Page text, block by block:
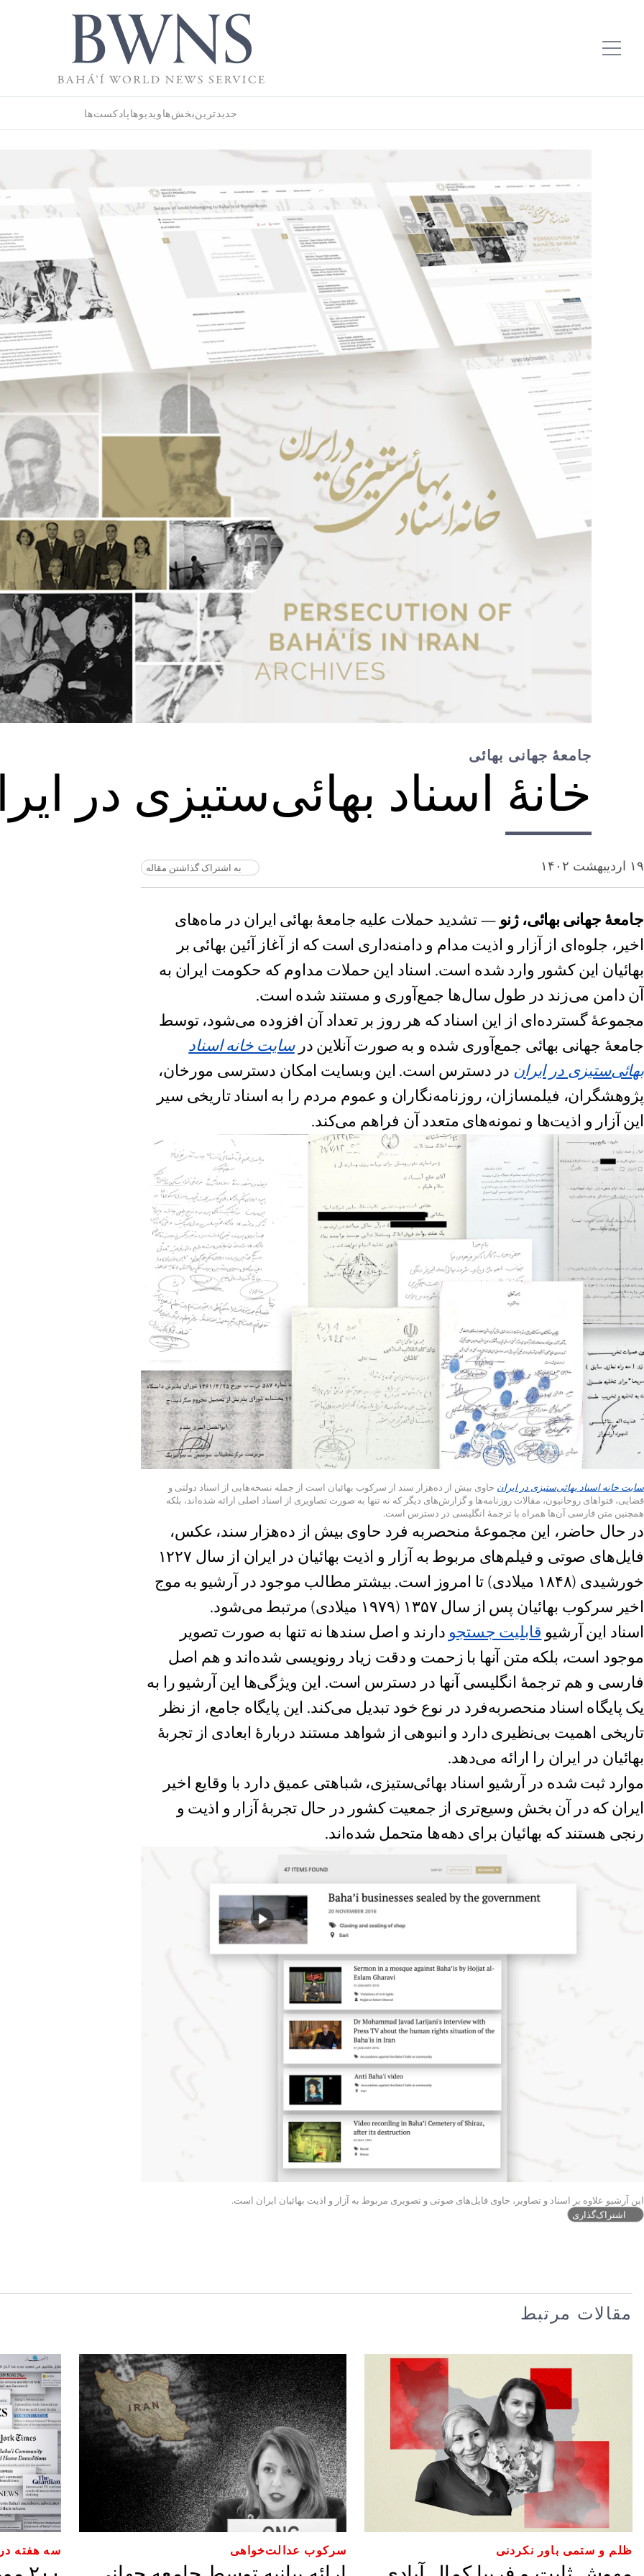
جدیدترینبخش‌هاویدیوهاپادکست‌ها
جامعۀ جهانی بهائی
خانۀ اسناد بهائی‌ستیزی در
۱۹ اردیبهشت ۱۴۰۲ به اشتراک گذاشتن مقاله
جامعۀ جهانی بهائی، ژنو — تشدید حملات علیه جامعۀ بهائی ایران در ماه‌های
اخیر، جلوه‌ای از آزار و اذیت مدام و دامنه‌داری است که از آغاز آئین بهائی بر
بهائیان این کشور وارد شده است. اسناد این حملات مداوم که حکومت ایران به
آن دامن می‌زند در طول سال‌ها جمع‌آوری و مستند شده‌ است.
مجموعۀ‌ گسترده‌ای از این اسناد که هر روز بر تعداد آن افزوده می‌شود، توسط
جامعۀ جهانی بهائی جمع‌آوری شده و به صورت آنلاین درسایت خانه اسناد
بهائی‌ستیزی در ایران در دسترس است. این وبسایت امکان دسترسی مورخان،
پژوهشگران، فیلمسازان، روزنامه‌نگاران و عموم مردم را به اسناد تاریخی‌ سیر
این آزار و اذیت‌ها و نمونه‌های متعدد آن فراهم می‌کند.
سایت خانه اسناد بهائی‌ستیزی در ایران حاوی بیش از ده‌هزار سند از سرکوب بهائیان است از جمله نسخه‌هایی از اسناد دولتی و
قضایی، فتواهای روحانیون، مقالات روزنامه‌ها و گزارش‌های دیگر که نه تنها به ‌صورت تصاویری از اسناد اصلی ارائه شده‌اند، بلکه
همچنین متن فارسی آن‌ها همراه با ترجمۀ انگلیسی در دسترس است.
در حال حاضر، این مجموعۀ منحصر‌به ‌فرد حاوی بیش از ده‌هزار سند، عکس،
فایل‌های صوتی و فیلم‌های مربوط به آزار و اذیت بهائیان در ایران از سال ۱۲۲۷
خورشیدی (۱۸۴۸ میلادی) تا امروز است. بیشتر مطالب موجود در آرشیو به موج
اخیر سرکوب‌ بهائیان پس از سال ۱۳۵۷ (۱۹۷۹ میلادی) مرتبط می‌شود.
اسناد این آرشیو قابلیت جستجو دارند و اصل سندها نه تنها به صورت تصویر
موجود است، بلکه متن آنها با زحمت و دقت زیاد رونویسی ‌‌شده‌اند و هم اصل
فارسی و هم ترجمۀ انگلیسی آنها در دسترس است. این ویژگی‌ها این آرشیو را به
یک پایگاه اسناد منحصربه‌فرد در نوع خود تبدیل می‌کند. این پایگاه جامع، از نظر
تاریخی اهمیت بی‌نظیری دارد و انبوهی از شواهد مستند دربارۀ ابعادی از تجربۀ
بهائیان در ایران را ارائه می‌دهد.
موارد ثبت شده در آرشیو اسناد بهائی‌ستیزی، شباهتی عمیق دارد با وقایع اخیر
ایران‌ که در آن بخش وسیع‌تری از جمعیت کشور در حال تجربۀ آزار و اذیت و
رنجی هستند که بهائیان برای دهه‌ها متحمل شده‌اند.
این آرشیو علاوه بر اسناد و تصاویر، حاوی فایل‌های صوتی و تصویری مربوط به آزار و اذیت بهائیان ایران است.
اشتراک‌گذاری
مقالات مرتبط
ظلم و ستمی باور نکردنی سرکوب عدالت‌خواهی سه هفته